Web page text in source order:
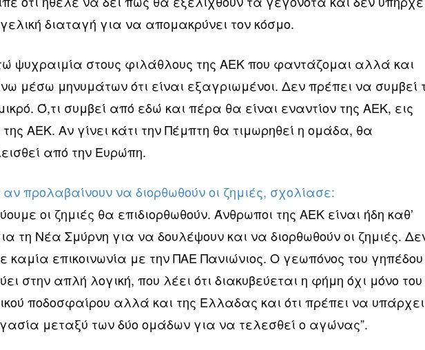
διαταγή για να απομακρύνει τον κόσμο.
ψυχραιμία στους φιλάθλους της ΑΕΚ που φαντάζομαι αλλά και
μέσω μηνυμάτων ότι είναι εξαγριωμένοι. Δεν πρέπει να συμβεί
Ό,τι συμβεί από εδώ και πέρα θα είναι εναντίον της ΑΕΚ, εις
ΑΕΚ. Αν γίνει κάτι την Πέμπτη θα τιμωρηθεί η ομάδα, θα
από την Ευρώπη.
αν προλαβαίνουν να διορθωθούν οι ζημιές, σχολίασε:
οι ζημιές θα επιδιορθωθούν. Άνθρωποι της ΑΕΚ είναι ήδη καθ’
τη Νέα Σμύρνη για να δουλέψουν και να διορθωθούν οι ζημιές.
καμία επικοινωνία με την ΠΑΕ Πανιώνιος. Ο γεωπόνος του γηπέδου
στην απλή λογική, που λέει ότι διακυβεύεται η φήμη όχι μόνο του
ποδοσφαίρου αλλά και της Ελλαδας και ότι πρέπει να υπάρχει
μεταξύ των δύο ομάδων για να τελεσθεί ο αγώνας”.